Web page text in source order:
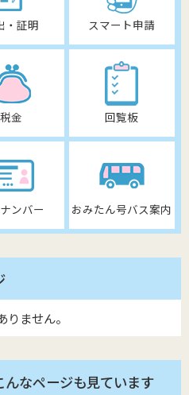
・証明 スマート申請
税金 回覧板
ンバー おみたん号バス案内
ません。
なページも見ています